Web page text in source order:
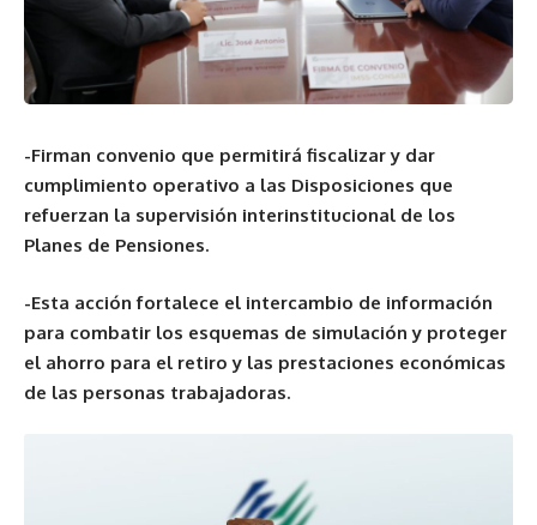
-Firman convenio que permitirá fiscalizar y dar
cumplimiento operativo a las Disposiciones que
refuerzan la supervisión interinstitucional de los
Planes de Pensiones.
-Esta acción fortalece el intercambio de información
para combatir los esquemas de simulación y proteger
el ahorro para el retiro y las prestaciones económicas
de las personas trabajadoras.